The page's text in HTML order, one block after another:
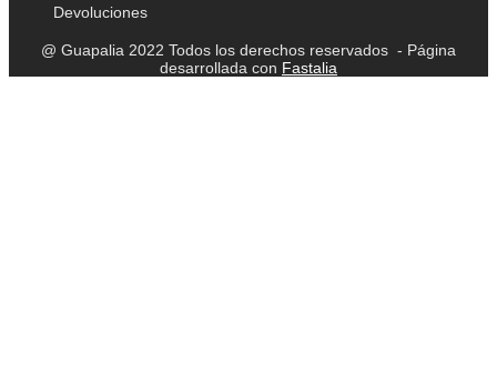
Devoluciones
@ Guapalia 2022 Todos los derechos reservados - Página
desarrollada con Fastalia